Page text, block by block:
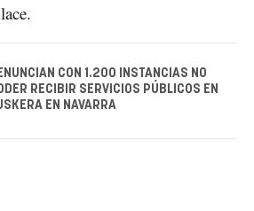
CON 1.200 INSTANCIAS NO
RECIBIR SERVICIOS PÚBLICOS EN
EN NAVARRA